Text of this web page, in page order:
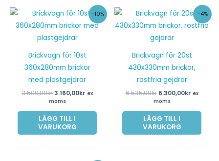
-10%
Brickvagn för 10st
360x280mm brickor
med plastgejdrar
3.500,00kr
Det
ursprungliga
priset
var:
3.500,00kr.
3.160,00kr
Det
nuvarande
priset
ex
moms
LÄGG TILL I
VARUKORG
-4%
Brickvagn för 20st
430x330mm brickor,
rostfria gejdrar
6.535,00kr
Det
ursprungliga
priset
var:
6.535,00kr.
6.300,00kr
Det
priset
ex
moms
LÄGG TILL I
VARUKORG